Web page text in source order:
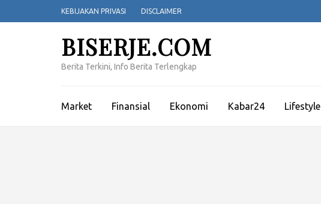
ke
KEBIJAKAN PRIVASI DISCLAIMER
BISERJE.COM
Berita Terkini, Info Berita Terlengkap
Market Finansial Ekonomi Kabar24 Lifestyle